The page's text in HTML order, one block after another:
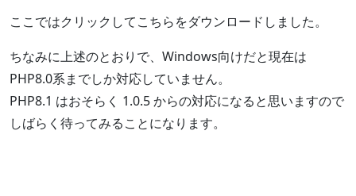
ここではクリックしてこちらをダウンロードしました。
ちなみに上述のとおりで、Windows向けだと現在は
PHP8.0系までしか対応していません。
PHP8.1 はおそらく 1.0.5 からの対応になると思いますので
しばらく待ってみることになります。